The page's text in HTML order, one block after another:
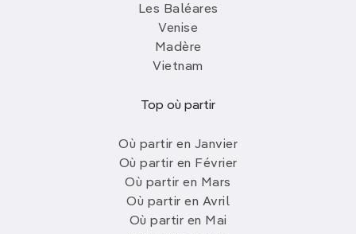
Les Baléares
Venise
Madère
Vietnam
Top où partir
Où partir en Janvier
Où partir en Février
Où partir en Mars
Où partir en Avril
Où partir en Mai